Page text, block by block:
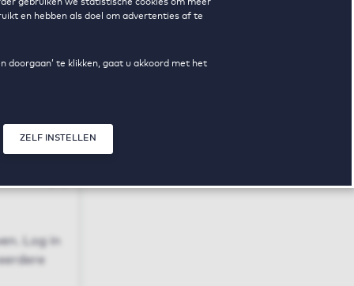
gebruiken we statistische cookies om meer
en hebben als doel om advertenties af te
doorgaan’ te klikken, gaat u akkoord met het
ZELF INSTELLEN
Log in